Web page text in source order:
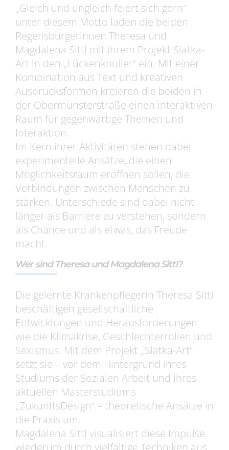
„Gleich und ungleich feiert sich gern“ –
unter diesem Motto laden die beiden
Regensburgerinnen Theresa und
Magdalena Sittl mit ihrem Projekt Slatka-
Art in den „Lückenknüller“ ein. Mit einer
Kombination aus Text und kreativen
Ausdrucksformen kreieren die beiden in
der Obermünsterstraße einen interaktiven
Raum für gegenwärtige Themen und
Interaktion.
Im Kern ihrer Aktivitäten stehen dabei
experimentelle Ansätze, die einen
Möglichkeitsraum eröffnen sollen, die
Verbindungen zwischen Menschen zu
stärken. Unterschiede sind dabei nicht
länger als Barriere zu verstehen, sondern
als Chance und als etwas, das Freude
macht.
Wer sind Theresa und Magdalena Sittl?
Die gelernte Krankenpflegerin Theresa Sittl
beschäftigen gesellschaftliche
Entwicklungen und Herausforderungen
wie die Klimakrise, Geschlechterrollen und
Sexismus. Mit dem Projekt „Slatka-Art“
setzt sie – vor dem Hintergrund ihres
Studiums der Sozialen Arbeit und ihres
aktuellen Masterstudiums
„ZukunftsDesign“ – theoretische Ansätze in
die Praxis um.
Magdalena Sittl visualisiert diese Impulse
wiederum durch vielfältige Techniken aus